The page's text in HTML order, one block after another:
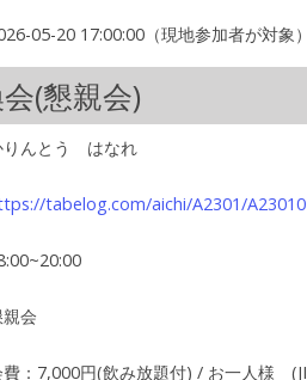
05-20 17:00:00（現地参加者が対象）
(懇親会)
りんとう はなれ
tabelog.com/aichi/A2301/
会
：7,000円(飲み放題付) / お一人様